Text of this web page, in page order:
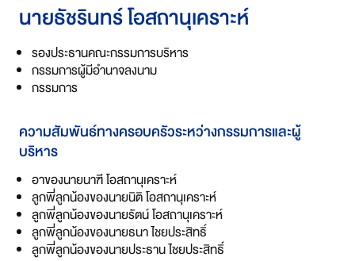
นายธัชรินทร์ โอสถานุเคราะห์
รองประธานคณะกรรมการบริหาร
กรรมการผู้มีอำนาจลงนาม
กรรมการ
ความสัมพันธ์ทางครอบครัวระหว่างกรรมการและผู้
บริหาร
อาของนายนาฑี โอสถานุเคราะห์
ลูกพี่ลูกน้องของนายนิติ โอสถานุเคราะห์
ลูกพี่ลูกน้องของนายรัตน์ โอสถานุเคราะห์
ลูกพี่ลูกน้องของนายธนา ไชยประสิทธิ์
ลูกพี่ลูกน้องของนายประธาน ไชยประสิทธิ์